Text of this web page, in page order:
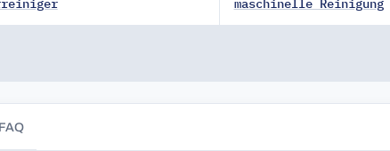
maschinelle Reinigung
FAQ